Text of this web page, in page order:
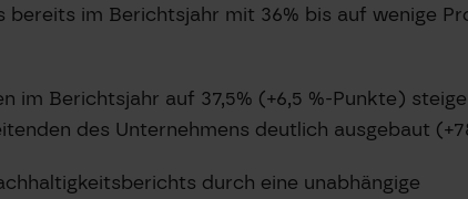
bereits im Berichtsjahr mit 36% bis auf wenige
im Berichtsjahr auf 37,5% (+6,5 %-Punkte)
des Unternehmens deutlich ausgebaut
durch eine unabhängige